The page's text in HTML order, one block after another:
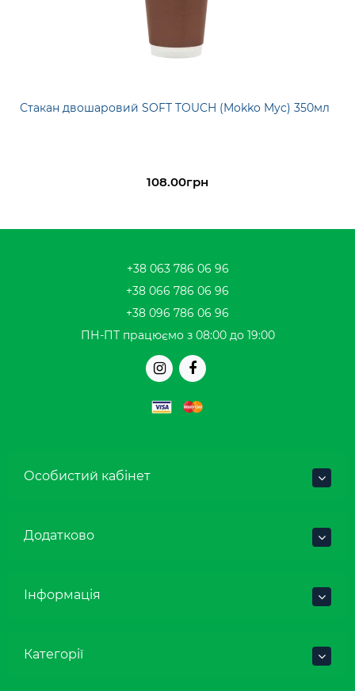
Стакан двошаровий SOFT TOUCH (Mokko Myc) 350мл
108.00грн
+38 063 786 06 96
+38 066 786 06 96
+38 096 786 06 96
ПН-ПТ працюємо з 08:00 до 19:00
Особистий кабінет
Додатково
Інформація
Категорії